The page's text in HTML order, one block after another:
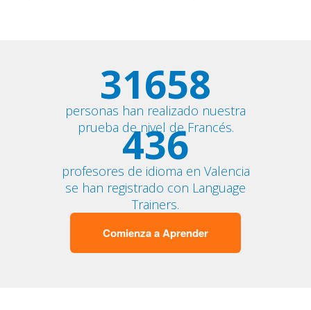
31658
personas han realizado nuestra
prueba de nivel de Francés.
436
profesores de idioma en Valencia
se han registrado con Language
Trainers.
Comienza a Aprender